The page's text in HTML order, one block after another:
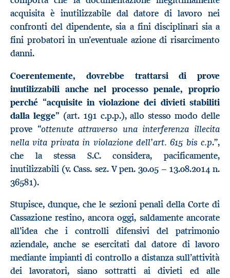
acquisita è inutilizzabile dal datore di lavoro nei
confronti del dipendente, sia a fini disciplinari sia a
fini probatori in un’eventuale azione di risarcimento
danni.
Coerentemente, dovrebbe trattarsi di prove
inutilizzabili anche nel processo penale, proprio
perché “acquisite in violazione dei divieti stabiliti
dalla legge” (art. 191 c.p.p.), allo stesso modo delle
prove “ottenute attraverso una interferenza illecita
nella vita privata in violazione dell’art. 615 bis c.p.”,
che la stessa S.C. considera, pacificamente,
inutilizzabili (v. Cass. sez. V pen. 30.05 – 13.08.2014 n.
36581).
Stupisce, dunque, che le sezioni penali della Corte di
Cassazione restino, ancora oggi, saldamente ancorate
all’idea che i controlli difensivi del patrimonio
aziendale, anche se esercitati dal datore di lavoro
mediante impianti di controllo a distanza sull’attività
dei lavoratori, siano sottratti ai divieti ed alle